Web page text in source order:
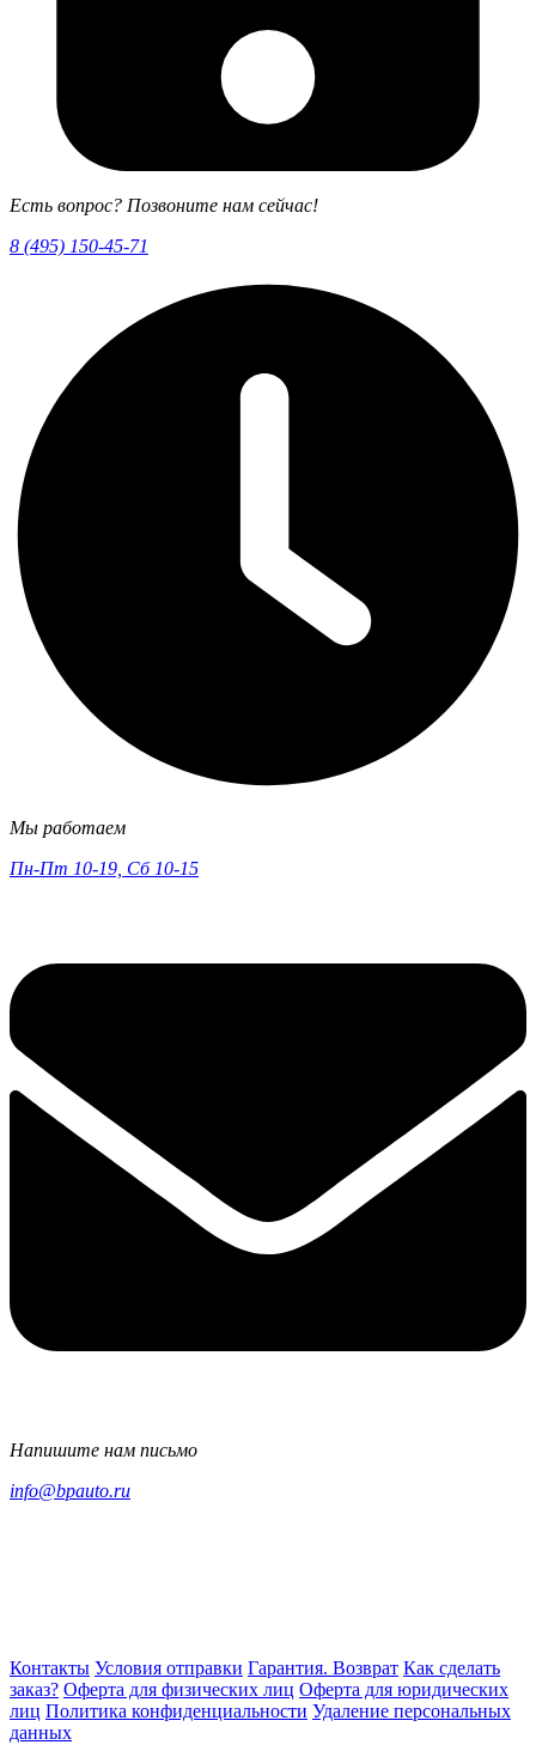
Есть вопрос? Позвоните нам сейчас!
8 (495) 150-45-71
Мы работаем
Пн-Пт 10-19, Сб 10-15
Напишите нам письмо
info@bpauto.ru
Контакты Условия отправки Гарантия. Возврат Как сделать
заказ? Оферта для физических лиц Оферта для юридических
лиц Политика конфиденциальности Удаление персональных
данных